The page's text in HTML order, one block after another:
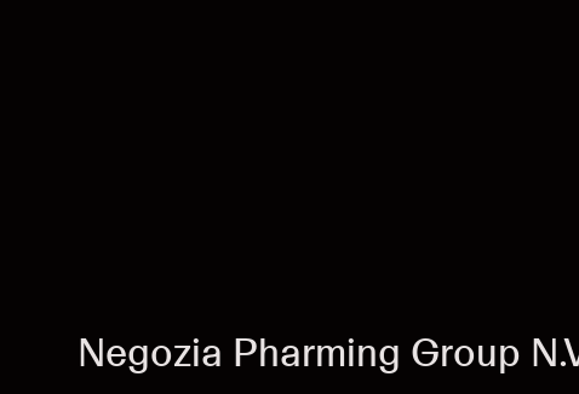
Negozia Pharming Group